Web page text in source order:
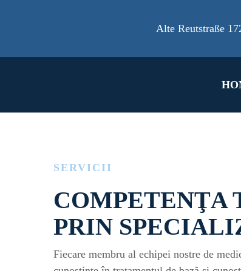
Alte Reutstraße
SERVICII
COMPETENŢA
PRIN
Fiecare membru al echipei nostre de